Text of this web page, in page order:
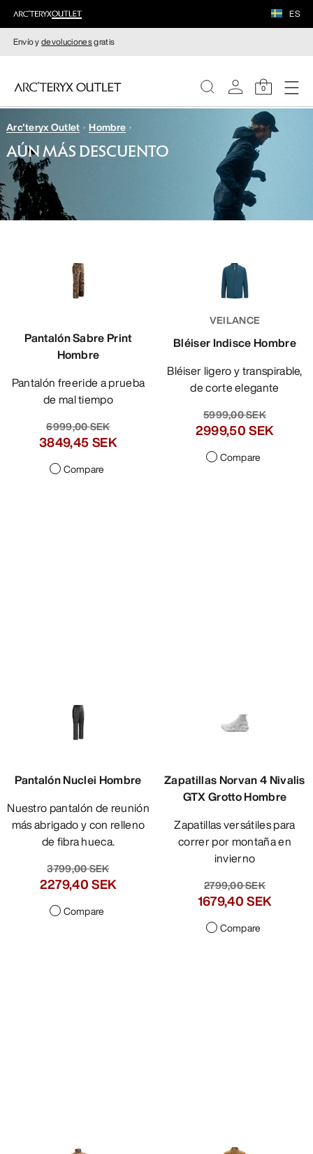
ES
Envío ydevolucionesgratis
0
MUJERE
HOMBRE
Arc'teryx Outlet Hombre
AÚN MÁS DESCUENTO
Pantalón Sabre Print
Hombre
Pantalón freeride a prueba
de mal tiempo
6999,00 SEK
3849,45 SEK
Compare
VEILANCE
Bléiser Indisce Hombre
Bléiser ligero y transpirable,
de corte elegante
5999,00 SEK
2999,50 SEK
Compare
Pantalón Nuclei Hombre
Nuestro pantalón de reunión
más abrigado y con relleno
de fibra hueca.
3799,00 SEK
2279,40 SEK
Compare
Zapatillas Norvan 4 Nivalis
GTX Grotto Hombre
Zapatillas versátiles para
correr por montaña en
invierno
2799,00 SEK
1679,40 SEK
Compare